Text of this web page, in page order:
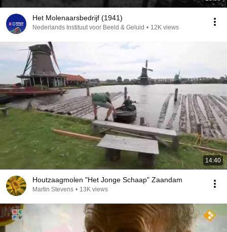
Het Molenaarsbedrijf (1941)
Nederlands Instituut voor Beeld & Geluid • 12K views
14:40
Houtzaagmolen "Het Jonge Schaap" Zaandam
Martin Stevens • 13K views